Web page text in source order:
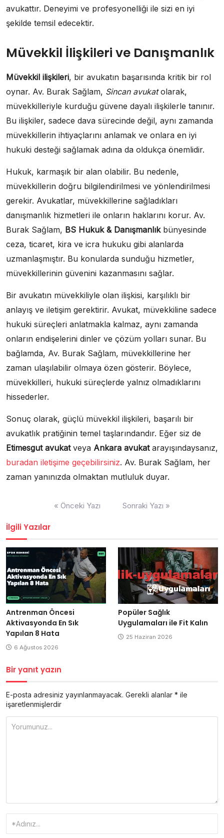
avukattır. Deneyimi ve profesyonelliği ile sizi en iyi
şekilde temsil edecektir.
Müvekkil İlişkileri ve Danışmanlık
Müvekkil ilişkileri, bir avukatın başarısında kritik bir rol
oynar. Av. Burak Sağlam, Sincan avukatolarak,
müvekkilleriyle kurduğu güvene dayalı ilişkilerle tanınır.
Bu ilişkiler, sadece dava sürecinde değil, aynı zamanda
müvekkillerin ihtiyaçlarını anlamak ve onlara en iyi
hukuki desteği sağlamak adına da oldukça önemlidir.
Hukuk, karmaşık bir alan olabilir. Bu nedenle,
müvekkillerin doğru bilgilendirilmesi ve yönlendirilmesi
gerekir. Avukatlar, müvekkillerine sağladıkları
danışmanlık hizmetleri ile onların haklarını korur. Av.
Burak Sağlam, BS Hukuk & Danışmanlıkbünyesinde
ceza, ticaret, kira ve icra hukuku gibi alanlarda
uzmanlaşmıştır. Bu konularda sunduğu hizmetler,
müvekkillerinin güvenini kazanmasını sağlar.
Bir avukatın müvekkiliyle olan ilişkisi, karşılıklı bir
anlayış ve iletişim gerektirir. Avukat, müvekkiline sadece
hukuki süreçleri anlatmakla kalmaz, aynı zamanda
onların endişelerini dinler ve çözüm yolları sunar. Bu
bağlamda, Av. Burak Sağlam, müvekkillerine her
zaman ulaşılabilir olmaya özen gösterir. Böylece,
müvekkilleri, hukuki süreçlerde yalnız olmadıklarını
hissederler.
Sonuç olarak, güçlü müvekkil ilişkileri, başarılı bir
avukatlık pratiğinin temel taşlarındandır. Eğer siz de
Etimesgut avukatveya Ankara avukatarayışındaysanız,
buradan iletişime geçebilirsiniz. Av. Burak Sağlam, her
zaman yanınızda olmaktan mutluluk duyar.
« Önceki Yazı Sonraki Yazı »
İlgili Yazılar
Antrenman Öncesi
Aktivasyonda En Sık
Yapılan 8 Hata
6 Ağustos 2026
Popüler Sağlık
Uygulamaları ile Fit Kalın
25 Haziran 2026
Bir yanıt yazın
E-posta adresiniz yayınlanmayacak. Gerekli alanlar * ile
işaretlenmişlerdir